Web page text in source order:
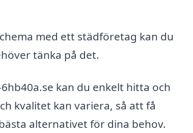
med ett städföretag kan du
tänka på det.
kan du enkelt hitta och
kvalitet kan variera, så att få
alternativet för dina behov.